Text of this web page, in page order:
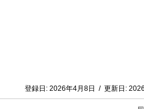
登録日: 2026年4月8日 / 更新日: